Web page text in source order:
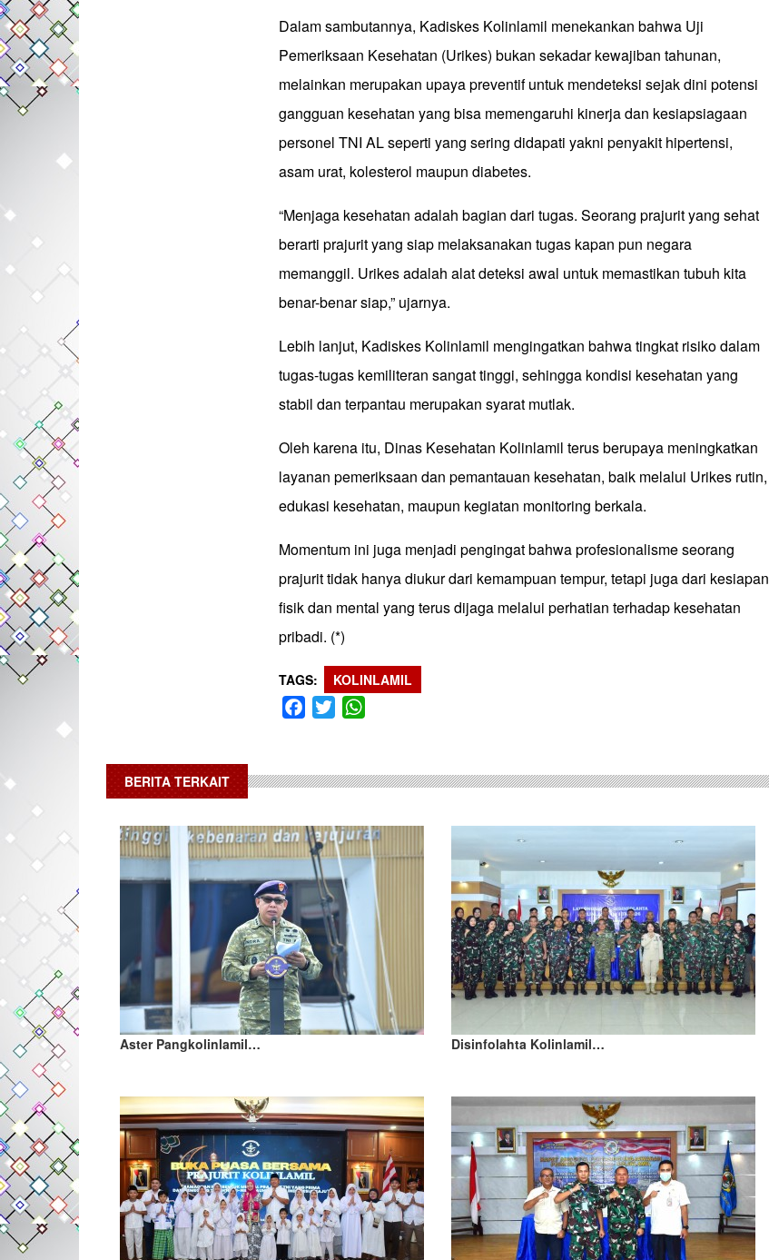
Dalam sambutannya, Kadiskes Kolinlamil menekankan bahwa Uji
Pemeriksaan Kesehatan (Urikes) bukan sekadar kewajiban tahunan,
melainkan merupakan upaya preventif untuk mendeteksi sejak dini potensi
gangguan kesehatan yang bisa memengaruhi kinerja dan kesiapsiagaan
personel TNI AL seperti yang sering didapati yakni penyakit hipertensi,
asam urat, kolesterol maupun diabetes.
“Menjaga kesehatan adalah bagian dari tugas. Seorang prajurit yang sehat
berarti prajurit yang siap melaksanakan tugas kapan pun negara
memanggil. Urikes adalah alat deteksi awal untuk memastikan tubuh kita
benar-benar siap,” ujarnya.
Lebih lanjut, Kadiskes Kolinlamil mengingatkan bahwa tingkat risiko dalam
tugas-tugas kemiliteran sangat tinggi, sehingga kondisi kesehatan yang
stabil dan terpantau merupakan syarat mutlak.
Oleh karena itu, Dinas Kesehatan Kolinlamil terus berupaya meningkatkan
layanan pemeriksaan dan pemantauan kesehatan, baik melalui Urikes rutin,
edukasi kesehatan, maupun kegiatan monitoring berkala.
Momentum ini juga menjadi pengingat bahwa profesionalisme seorang
prajurit tidak hanya diukur dari kemampuan tempur, tetapi juga dari kesiapan
fisik dan mental yang terus dijaga melalui perhatian terhadap kesehatan
pribadi. (*)
TAGS KOLINLAMIL
Facebook
Twitter
BERITA TERKAIT
Aster Pangkolinlamil… Disinfolahta Kolinlamil…